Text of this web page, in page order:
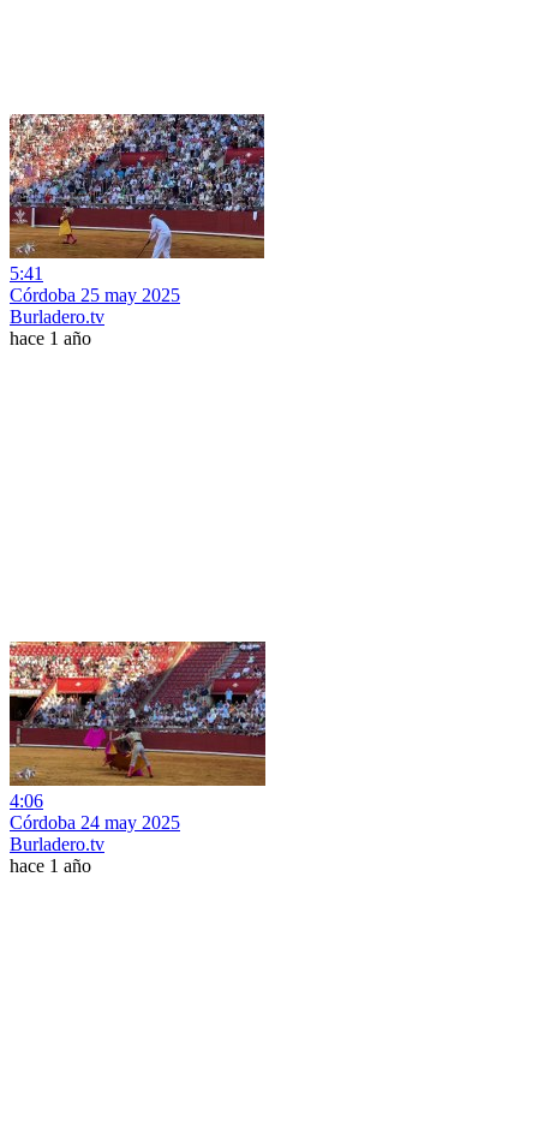
5:41
Córdoba 25 may 2025
Burladero.tv
hace 1 año
4:06
Córdoba 24 may 2025
Burladero.tv
hace 1 año